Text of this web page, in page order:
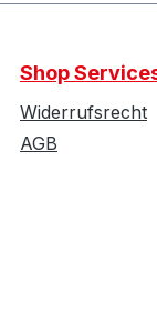
Shop
Widerrufsrecht
AGB